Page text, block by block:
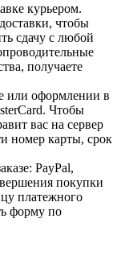
курьером.
чтобы
сдачу с любой
получаете
или оформлении в
Чтобы
вас на сервер
номер карты, срок
PayPal,
покупки
платежного
форму по